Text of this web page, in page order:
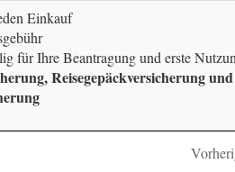
Einkauf
für Ihre Beantragung und erste
Reisegepäckversicherung und